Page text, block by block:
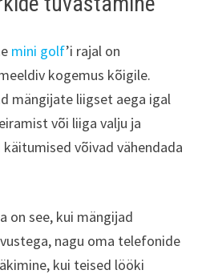
mini golf’i rajal on
kogemus kõigile.
mängijate liigset aega igal
või liiga valju ja
võivad vähendada
on see, kui mängijad
nagu oma telefonide
kui teised lööki